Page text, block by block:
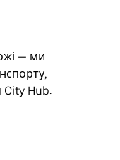
— ми
City Hub.